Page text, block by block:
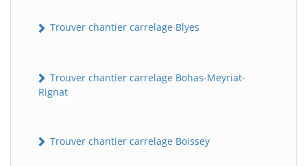
Trouver chantier carrelage Blyes
Trouver chantier carrelage Bohas-Meyriat-
Rignat
Trouver chantier carrelage Boissey